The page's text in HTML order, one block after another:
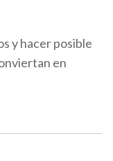
y hacer posible
en